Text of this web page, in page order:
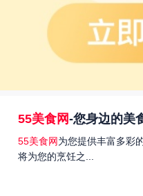
55美食网-您身边的美
55美食网为您提供丰富多彩
将为您的烹饪之...